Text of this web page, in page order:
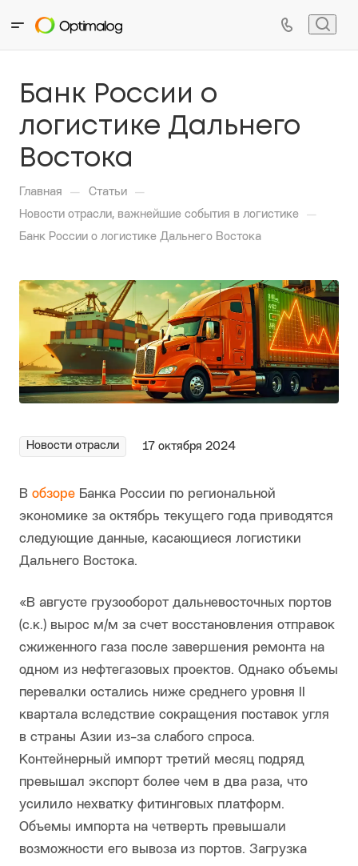
Банк России о
логистике Дальнего
Востока
Главная — Статьи —
Новости отрасли, важнейшие события в логистике —
Банк России о логистике Дальнего Востока
Новости отрасли 17 октября 2024
В обзоре Банка России по региональной
экономике за октябрь текущего года приводятся
следующие данные, касающиеся логистики
Дальнего Востока.
«В августе грузооборот дальневосточных портов
(с.к.) вырос м/м за счет восстановления отправок
сжиженного газа после завершения ремонта на
одном из нефтегазовых проектов. Однако объемы
перевалки остались ниже среднего уровня II
квартала вследствие сокращения поставок угля
в страны Азии из-за слабого спроса.
Контейнерный импорт третий месяц подряд
превышал экспорт более чем в два раза, что
усилило нехватку фитинговых платформ.
Объемы импорта на четверть превышали
возможности его вывоза из портов. Загрузка